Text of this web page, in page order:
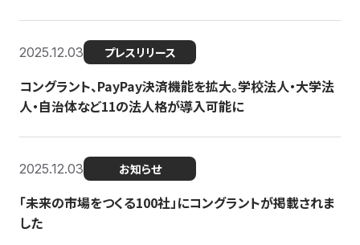
2025.12.03 プレスリリース
コングラント、PayPay決済機能を拡大。学校法人・大学法
人・自治体など11の法人格が導入可能に
2025.12.03 お知らせ
「未来の市場をつくる100社」にコングラントが掲載されま
した